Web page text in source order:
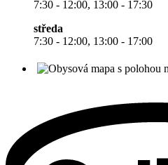
7:30 - 12:00, 13:00 - 17:30
středa
7:30 - 12:00, 13:00 - 17:00